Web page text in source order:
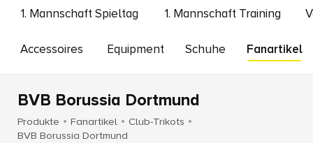
c
n
h
ö
ri
e
s
1. Mannschaft Spieltag 1. Mannschaft Training
Accessoires Equipment Schuhe Fanartikel
BVB Borussia Dortmund
Produkte Fanartikel
Club-Trikots
BVB Borussia Dortmund